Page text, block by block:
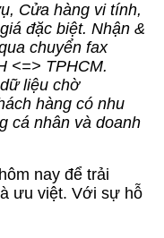
Cửa hàng vi tính,
đặc biệt. Nhận &
chuyển fax
<=> TPHCM.
liệu chờ
hàng có nhu
cá nhân và doanh
nay để trải
ưu việt. Với sự hỗ